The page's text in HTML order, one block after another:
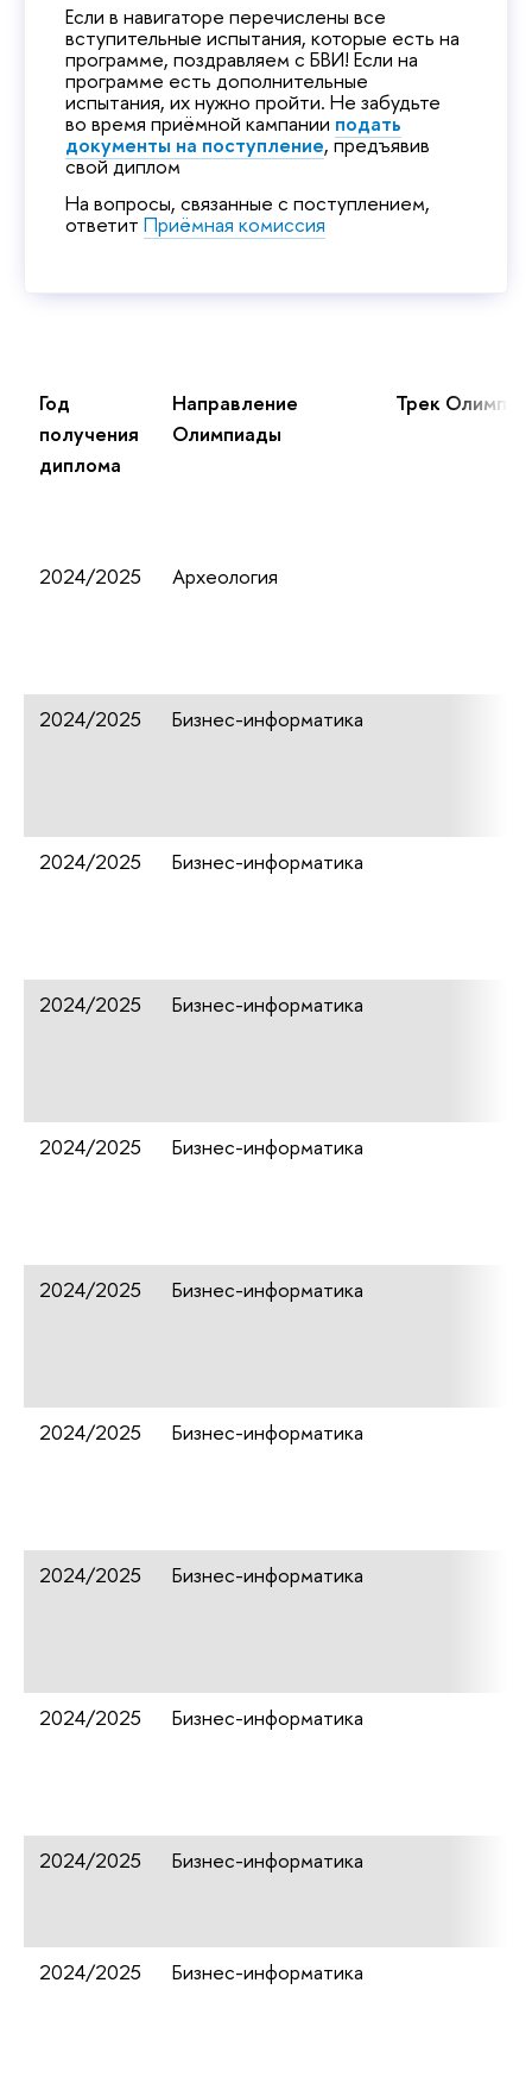
Если в навигаторе перечислены все
вступительные испытания, которые есть на
программе, поздравляем с БВИ! Если на
программе есть дополнительные
испытания, их нужно пройти. Не забудьте
во время приёмной кампании подать
документы на поступление, предъявив
свой диплом
На вопросы, связанные с поступлением,
ответит Приёмная комиссия
Год
получения
диплома
Направление
Олимпиады
Трек
2024/2025 Археология
2024/2025 Бизнес-информатика
2024/2025 Бизнес-информатика
2024/2025 Бизнес-информатика
2024/2025 Бизнес-информатика
2024/2025 Бизнес-информатика
2024/2025 Бизнес-информатика
2024/2025 Бизнес-информатика
2024/2025 Бизнес-информатика
2024/2025 Бизнес-информатика
2024/2025 Бизнес-информатика